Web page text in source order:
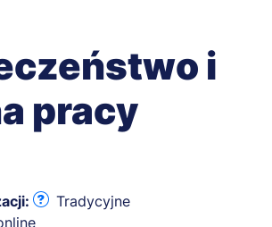
i
pracy
Tradycyjne